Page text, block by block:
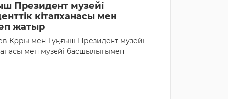
Президент музейі
кітапханасы мен
жатыр
Қоры мен Тұңғыш Президент музейі
мен музейі басшылығымен